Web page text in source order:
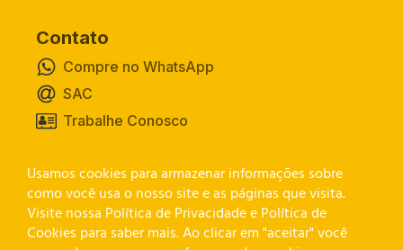
Contato
Compre no WhatsApp
SAC
Trabalhe Conosco
Canal de Privacidade
Usamos cookies para armazenar informações sobre
como você usa o nosso site e as páginas que visita.
Visite nossa Política de Privacidade e Política de
Cookies para saber mais. Ao clicar em "aceitar" você